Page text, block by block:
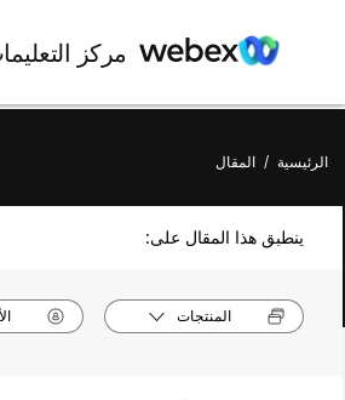
مركز
الرئيسية / المقال
ينطبق هذا المقال على:
المنتجات